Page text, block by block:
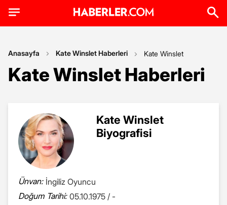
Anasayfa Kate Winslet Haberleri Kate Winslet
Kate Winslet Haberleri
Kate Winslet
Biyografisi
Ünvan: İngiliz Oyuncu
Doğum Tarihi: 05.10.1975 / -